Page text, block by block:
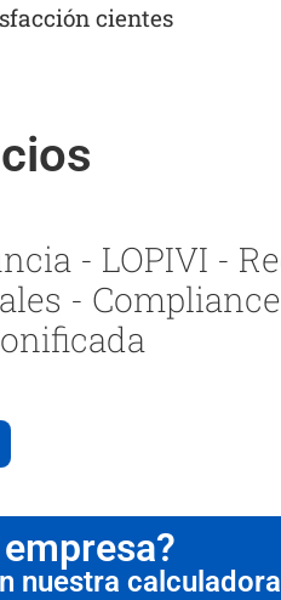
cientes
- LOPIVI -
-
nuestra